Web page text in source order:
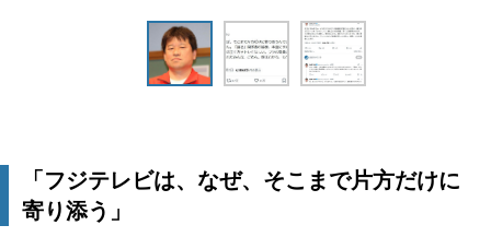
「フジテレビは、なぜ、そこまで片方だけに
寄り添う」